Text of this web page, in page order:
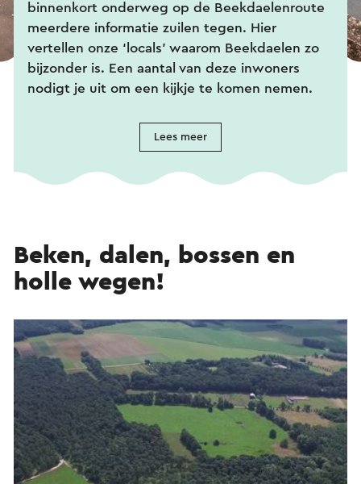
binnenkort onderweg op de Beekdaelenroute
meerdere informatie zuilen tegen. Hier
vertellen onze ‘locals’ waarom Beekdaelen zo
bijzonder is. Een aantal van deze inwoners
nodigt je uit om een kijkje te komen nemen.
Lees meer
Beken, dalen, bossen en
holle wegen!